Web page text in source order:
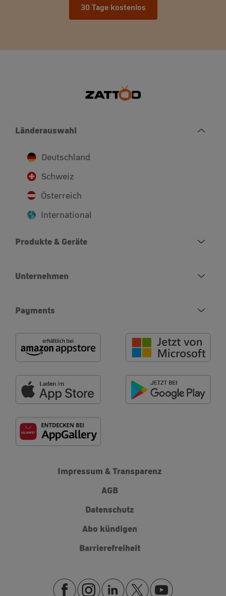
30 Tage kostenlos
Länderauswahl
Deutschland
Schweiz
Österreich
International
Produkte & Geräte
Unternehmen
Payments
Impressum & Transparenz
AGB
Datenschutz
Abo kündigen
Barrierefreiheit